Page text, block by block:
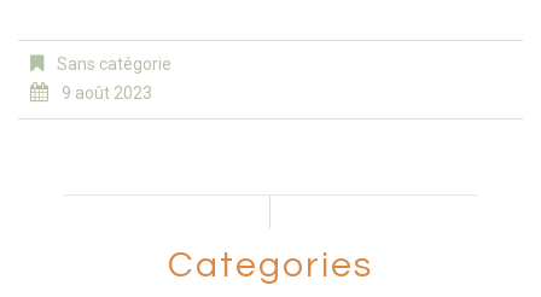
Sans catégorie
9 août 2023
Categories